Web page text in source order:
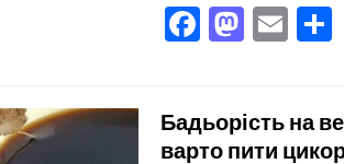
F
a
e
M
a
o
E
m
l
Бадьорість на
варто пити